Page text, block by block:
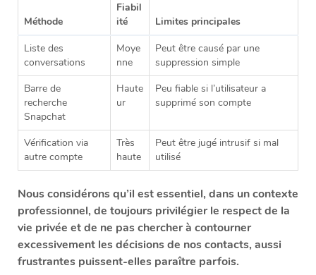
Méthode
Fiabil
ité
Limites principales
Liste des
conversations
Moye
nne
Peut être causé par une
suppression simple
Barre de
recherche
Snapchat
Haute
ur
Peu fiable si l’utilisateur a
supprimé son compte
Vérification via
autre compte
Très
haute
Peut être jugé intrusif si mal
utilisé
Nous considérons qu’il est essentiel, dans un contexte
professionnel, de toujours privilégier le respect de la
vie privée et de ne pas chercher à contourner
excessivement les décisions de nos contacts, aussi
frustrantes puissent-elles paraître parfois.